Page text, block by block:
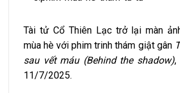
Tài tử Cổ Thiên Lạc trở lại màn
mùa hè với phim trinh thám giật gân
sau vết máu (Behind the shadow),
11/7/2025.